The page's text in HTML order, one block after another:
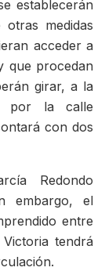
establecerán
medidas
acceder a
que procedan
girar, a la
por la calle
con dos
Redondo
embargo, el
entre
tendrá